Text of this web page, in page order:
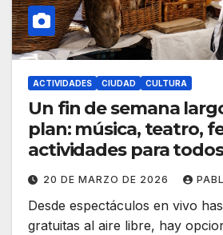
ACTIVIDADES CIUDAD CULTURA
Un fin de semana
plan: música, teatro,
actividades para
Ciudad
20 DE MARZO DE 2026
Desde espectáculos en vivo
gratuitas al aire libre, hay